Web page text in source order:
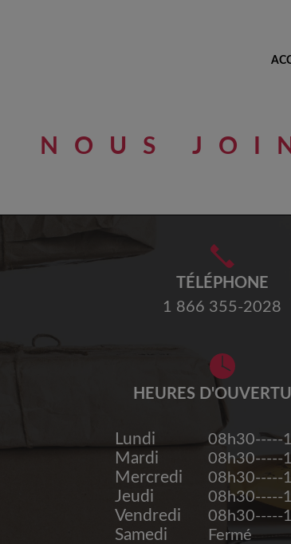
NOUS
TÉLÉPHONE
1 866 355-2028
HEURES
Lundi 08h30-----
Mardi 08h30-----
Mercredi 08h30-----
Jeudi 08h30-----
Vendredi 08h30-----
Samedi Fermé